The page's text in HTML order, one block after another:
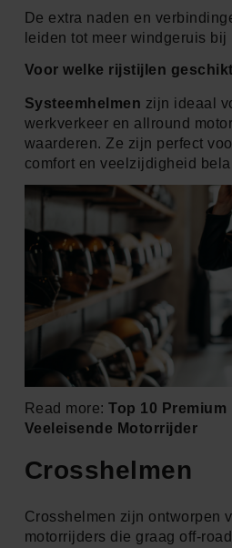
De extra naden en
leiden tot meer windgeruis
Voor welke rijstijlen
Systeemhelmen zijn ideaal
werkverkeer en allround
waarderen. Ze zijn perfect
comfort en veelzijdigheid
Read more:Top 10
Veeleisende Motorrijder
Crosshelmen
Crosshelmen zijn ontworpen
motorrijders die graag off-